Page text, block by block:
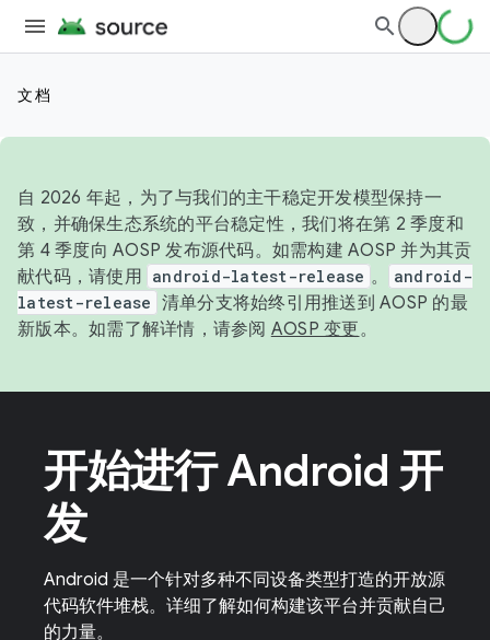
文档
自 2026 年起，为了与我们的主干稳定开发模型保持一
致，并确保生态系统的平台稳定性，我们将在第 2 季度和
第 4 季度向 AOSP 发布源代码。如需构建 AOSP 并为其贡
献代码，请使用 android-latest-release 。
android-
latest-release 清单分支将始终引用推送到 AOSP 的最
新版本。如需了解详情，请参阅 AOSP 变更。
开始进行 Android 开
发
Android 是一个针对多种不同设备类型打造的开放源
代码软件堆栈。详细了解如何构建该平台并贡献自己
的力量。